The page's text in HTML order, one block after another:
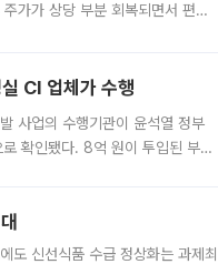
가가 상당 부분 회복되면서 편입
CI 업체가 수행
사업의 수행기관이 윤석열 정부
확인됐다. 8억 원이 투입된 부산
도 신선식품 수급 정상화는 과제최